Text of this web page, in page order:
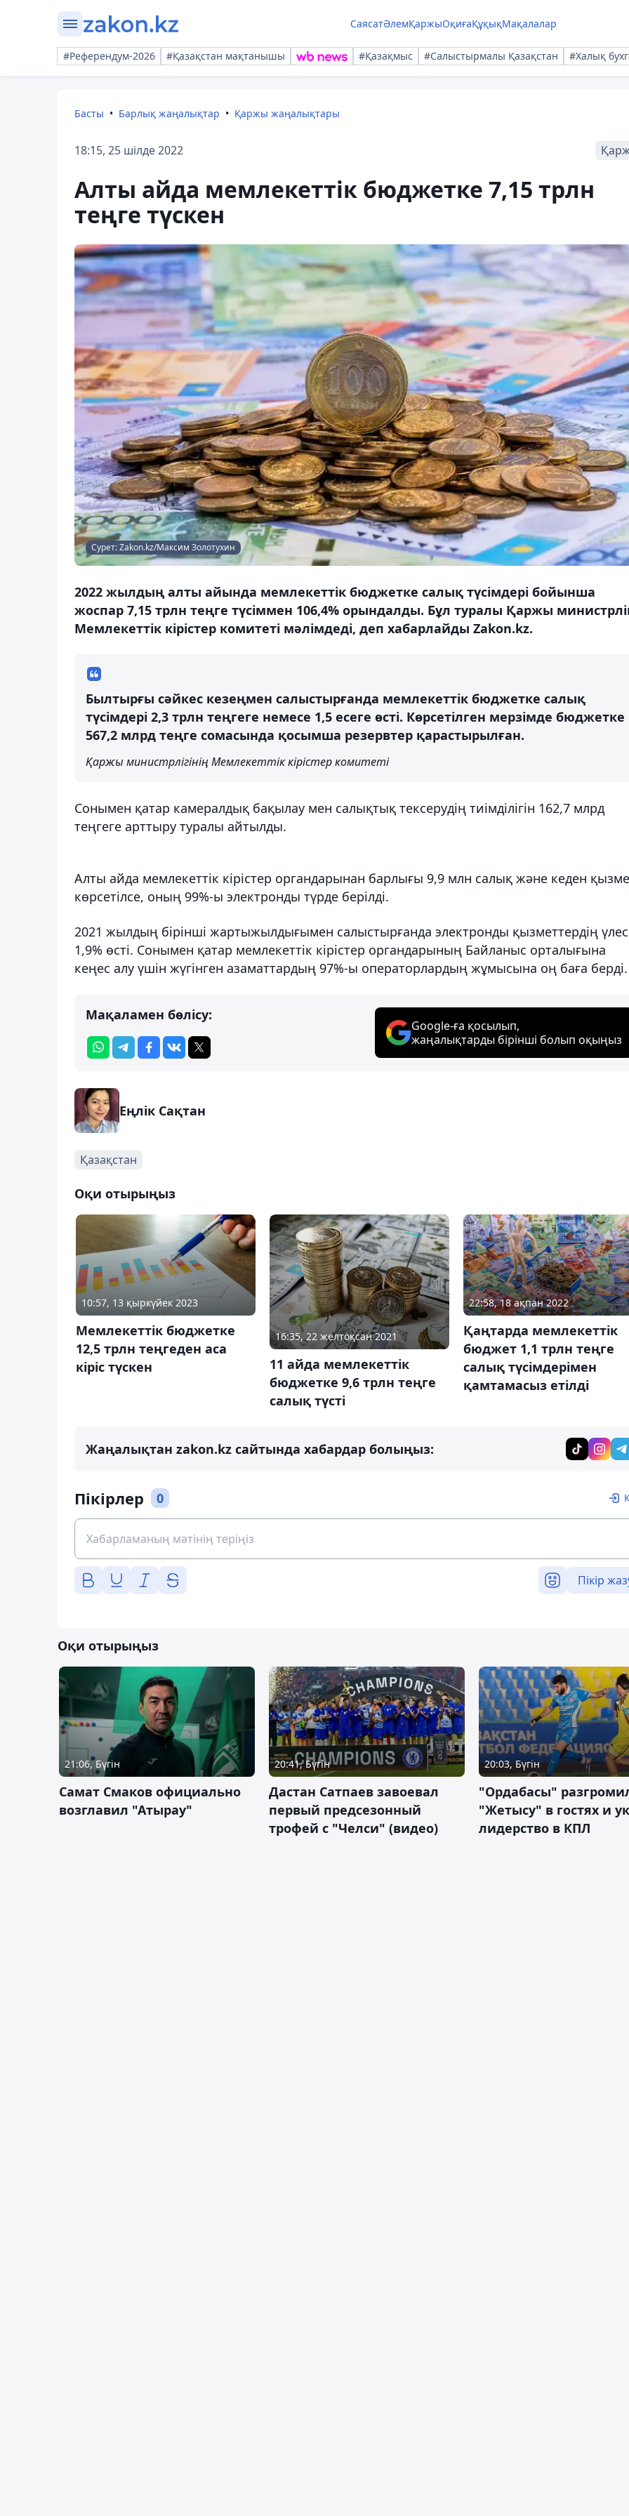
СаясатӘлемҚаржыОқиғаҚұқықМақалалар
#Референдум-2026 #Қазақстан мақтанышы #Қазақмыс #Салыстырмалы Қазақстан #Халық
Басты Барлық жаңалықтар Қаржы жаңалықтары
18:15, 25 шілде 2022
Алты айда мемлекеттік бюджетке 7,15 трлн
теңге түскен
Сурет: Zakon.kz/Максим Золотухин
2022 жылдың алты айында мемлекеттік бюджетке салық түсімдері бойынша
жоспар 7,15 трлн теңге түсіммен 106,4% орындалды. Бұл туралы Қаржы
Мемлекеттік кірістер комитеті мәлімдеді, деп хабарлайды Zakon.kz.
Былтырғы сәйкес кезеңмен салыстырғанда мемлекеттік бюджетке салық
түсімдері 2,3 трлн теңгеге немесе 1,5 есеге өсті. Көрсетілген мерзімде бюджетке
567,2 млрд теңге сомасында қосымша резервтер қарастырылған.
Қаржы министрлігінің Мемлекеттік кірістер комитеті
Сонымен қатар камералдық бақылау мен салықтық тексерудің тиімділігін 162,7 млрд
теңгеге арттыру туралы айтылды.
Алты айда мемлекеттік кірістер органдарынан барлығы 9,9 млн салық және кеден
көрсетілсе, оның 99%-ы электронды түрде берілді.
2021 жылдың бірінші жартыжылдығымен салыстырғанда электронды қызметтердің
1,9% өсті. Сонымен қатар мемлекеттік кірістер органдарының Байланыс орталығына
кеңес алу үшін жүгінген азаматтардың 97%-ы операторлардың жұмысына оң баға берді.
Мақаламен бөлісу:
Google-ға қосылып,
жаңалықтарды бірінші болып оқыңыз
Еңлік Сақтан
Қазақстан
Оқи отырыңыз
10:57, 13 қыркүйек 2023
Мемлекеттік бюджетке
12,5 трлн теңгеден аса
кіріс түскен
16:35, 22 желтоқсан 2021
11 айда мемлекеттік
бюджетке 9,6 трлн теңге
салық түсті
22:58, 18 ақпан 2022
Қаңтарда мемлекеттік
бюджет 1,1 трлн теңге
салық түсімдерімен
қамтамасыз етілді
Жаңалықтан zakon.kz сайтында хабардар болыңыз:
Пікірлер 0
Пікір
Оқи отырыңыз
21:06, Бүгін
Самат Смаков официально
возглавил "Атырау"
20:41, Бүгін
Дастан Сатпаев завоевал
первый предсезонный
трофей с "Челси" (видео)
20:03, Бүгін
"Ордабасы"
"Жетысу" в гостях и
лидерство в КПЛ